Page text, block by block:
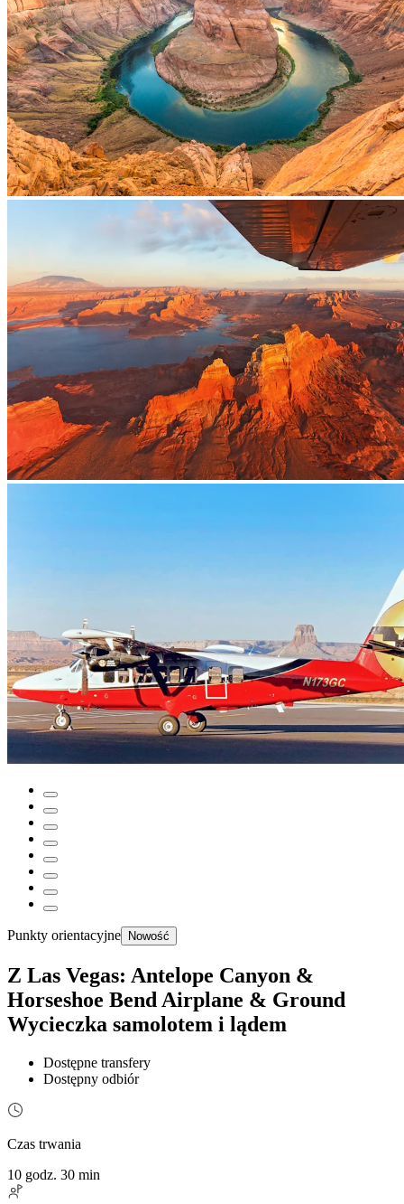
Punkty orientacyjne Nowość
Z Las Vegas: Antelope Canyon &
Horseshoe Bend Airplane & Ground
Wycieczka samolotem i lądem
Dostępne transfery
Dostępny odbiór
Czas trwania
10 godz. 30 min